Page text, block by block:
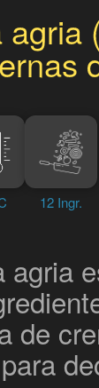
12 Ingr.
agria
de